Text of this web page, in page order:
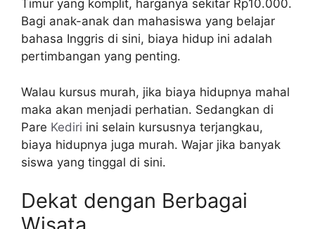
Timur yang komplit, harganya sekitar Rp10.000.
Bagi anak-anak dan mahasiswa yang belajar
bahasa Inggris di sini, biaya hidup ini adalah
pertimbangan yang penting.
Walau kursus murah, jika biaya hidupnya mahal
maka akan menjadi perhatian. Sedangkan di
Pare Kediri ini selain kursusnya terjangkau,
biaya hidupnya juga murah. Wajar jika banyak
siswa yang tinggal di sini.
Dekat dengan Berbagai